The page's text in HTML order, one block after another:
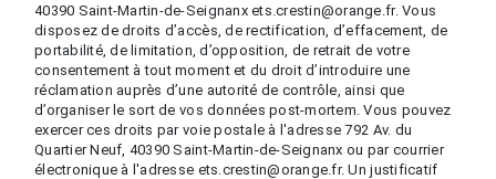
40390 Saint-Martin-de-Seignanx ets.crestin@orange.fr. Vous
disposez de droits d’accès, de rectification, d’effacement, de
portabilité, de limitation, d’opposition, de retrait de votre
consentement à tout moment et du droit d’introduire une
réclamation auprès d’une autorité de contrôle, ainsi que
d’organiser le sort de vos données post-mortem. Vous pouvez
exercer ces droits par voie postale à l'adresse 792 Av. du
Quartier Neuf, 40390 Saint-Martin-de-Seignanx ou par courrier
électronique à l'adresse ets.crestin@orange.fr. Un justificatif